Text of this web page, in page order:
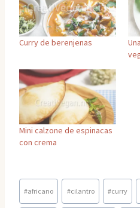
Curry de berenjenas
Mini calzone de espinacas
con crema
Etiquetas
de
#africano #cilantro #curry